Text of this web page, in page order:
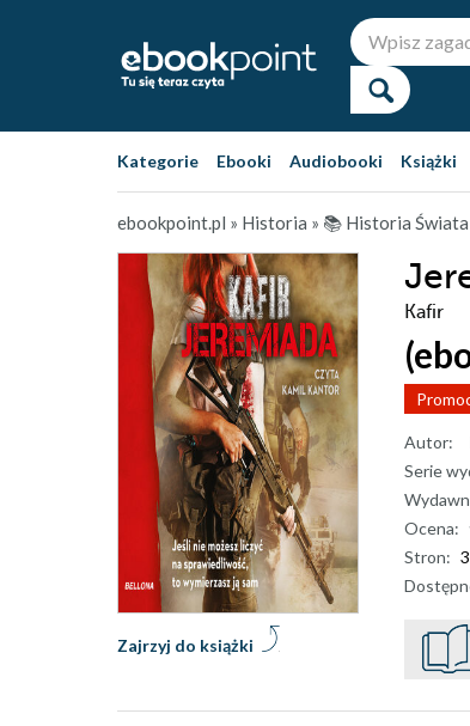
Kategorie Ebooki Audiobooki Książki
ebookpoint.pl » Historia » 📚 Historia Świata
Kafir
Zajrzyj do książki
Autor:
Serie
Ocena:
Stron: